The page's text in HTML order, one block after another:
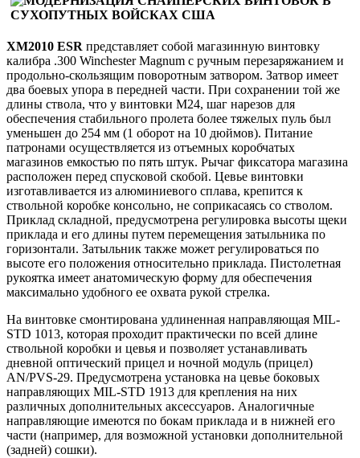
ХМ2010 ESR представляет собой магазинную винтовку
калибра .300 Winchester Magnum с ручным перезаряжанием и
продольно-скользящим поворотным затвором. Затвор имеет
два боевых упора в передней части. При сохранении той же
длины ствола, что у винтовки М24, шаг нарезов для
обеспечения стабильного пролета более тяжелых пуль был
уменьшен до 254 мм (1 оборот на 10 дюймов). Питание
патронами осуществляется из отъемных коробчатых
магазинов емкостью по пять штук. Рычаг фиксатора магазина
расположен перед спусковой скобой. Цевье винтовки
изготавливается из алюминиевого сплава, крепится к
ствольной коробке консольно, не соприкасаясь со стволом.
Приклад складной, предусмотрена регулировка высоты щеки
приклада и его длины путем перемещения затыльника по
горизонтали. Затыльник также может регулироваться по
высоте его положения относительно приклада. Пистолетная
рукоятка имеет анатомическую форму для обеспечения
максимально удобного ее охвата рукой стрелка.
На винтовке смонтирована удлиненная направляющая MIL-
STD 1013, которая проходит практически по всей длине
ствольной коробки и цевья и позволяет устанавливать
дневной оптический прицел и ночной модуль (прицел)
AN/PVS-29. Предусмотрена установка на цевье боковых
направляющих MIL-STD 1913 для крепления на них
различных дополнительных аксессуаров. Аналогичные
направляющие имеются по бокам приклада и в нижней его
части (например, для возможной установки дополнительной
(задней) сошки).